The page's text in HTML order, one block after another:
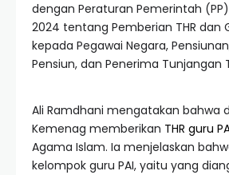
dengan Peraturan Pemerintah
2024 tentang Pemberian THR dan
kepada Pegawai Negara,
Pensiun, dan Penerima Tunjangan
Ali Ramdhani mengatakan bahwa
Kemenag memberikan THR guru
Agama Islam. Ia menjelaskan
kelompok guru PAI, yaitu yang